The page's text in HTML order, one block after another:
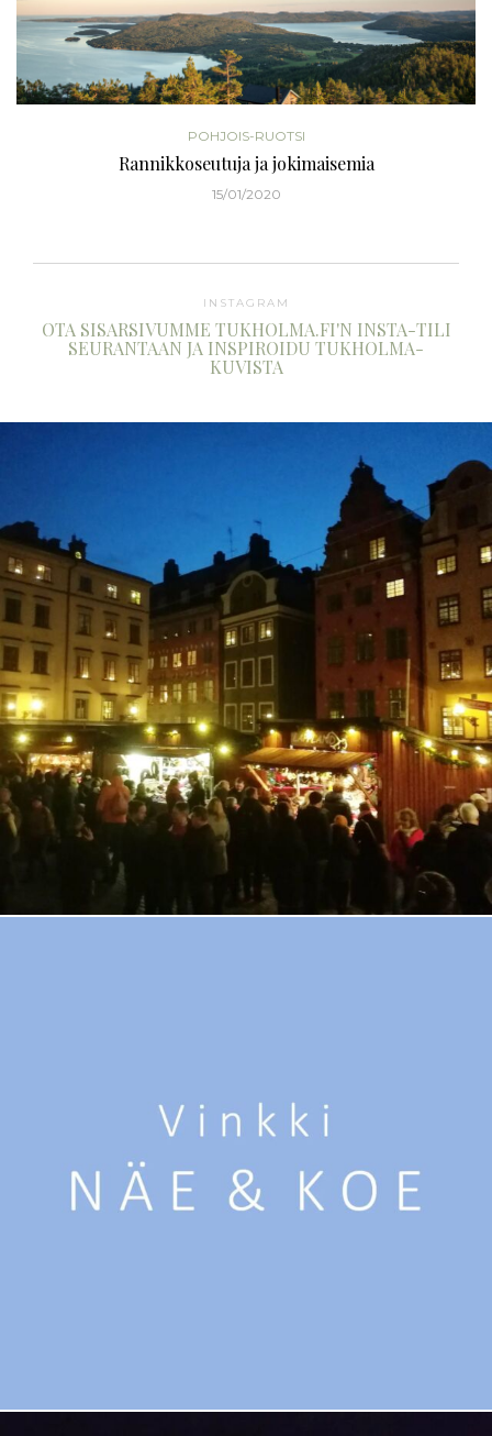
POHJOIS-RUOTSI
Rannikkoseutuja ja jokimaisemia
15/01/2020
INSTAGRAM
OTA SISARSIVUMME TUKHOLMA.FI'N INSTA-TILI
SEURANTAAN JA INSPIROIDU TUKHOLMA-
KUVISTA